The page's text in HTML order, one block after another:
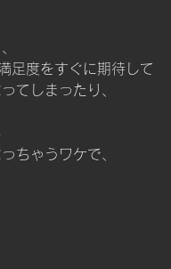
足度をすぐに期待して
てしまったり、
ちゃうワケで、